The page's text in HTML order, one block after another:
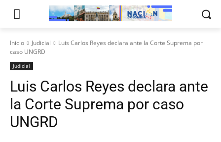
Inicio Judicial
Luis Carlos Reyes declara ante la Corte Suprema por
caso UNGRD
Judicial
Luis Carlos Reyes declara ante
la Corte Suprema por caso
UNGRD